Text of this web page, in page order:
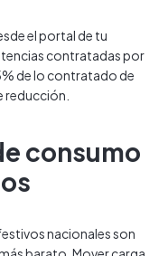
el portal de tu
contratadas por
de lo contratado de
reducción.
consumo
nacionales son